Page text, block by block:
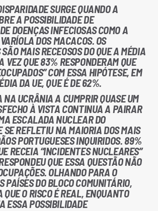
SURGE QUANDO A
A POSSIBILIDADE DE
DOENÇAS INFECIOSAS COMO A
DOS MACACOS. OS
MAIS RECEOSOS DO QUE A MÉDIA
VEZ QUE 83% RESPONDERAM QUE
COM ESSA HIPÓTESE, EM
DA UE, QUE É DE 62%.
NA UCRÂNIA A CUMPRIR QUASE UM
À VISTA CONTINUA A PAIRAR
ESCALADA NUCLEAR DO
SE REFLETIU NA MAIORIA DOS MAIS
PORTUGUESES INQUIRIDOS. 89%
RECEIA “INCIDENTES NUCLEARES”
QUE ESSA QUESTÃO NÃO
OLHANDO PARA O
PAÍSES DO BLOCO COMUNITÁRIO,
O RISCO É REAL, ENQUANTO
ESSA POSSIBILIDADE